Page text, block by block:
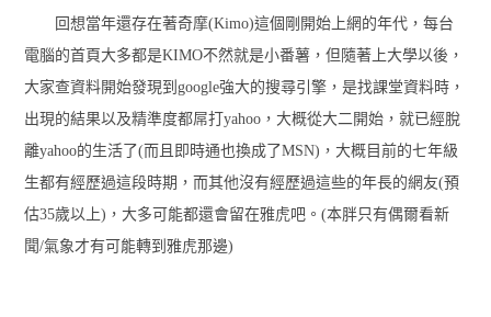
回想當年還存在著奇摩(Kimo)這個剛開始上網的年代，每台
電腦的首頁大多都是KIMO不然就是小番薯，但隨著上大學以後，
大家查資料開始發現到google強大的搜尋引擎，是找課堂資料時，
出現的結果以及精準度都屌打yahoo，大概從大二開始，就已經脫
離yahoo的生活了(而且即時通也換成了MSN)，大概目前的七年級
生都有經歷過這段時期，而其他沒有經歷過這些的年長的網友(預
估35歲以上)，大多可能都還會留在雅虎吧。(本胖只有偶爾看新
聞/氣象才有可能轉到雅虎那邊)